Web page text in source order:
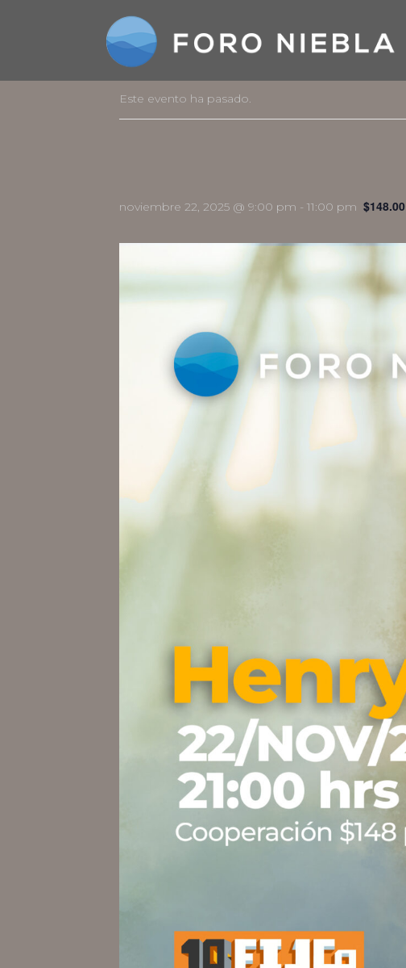
Este evento ha pasado.
noviembre 22, 2025 @ 9:00 pm - 11:00 pm $148.00